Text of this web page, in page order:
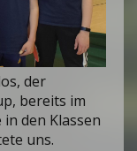
der
bereits im
den Klassen
uns.